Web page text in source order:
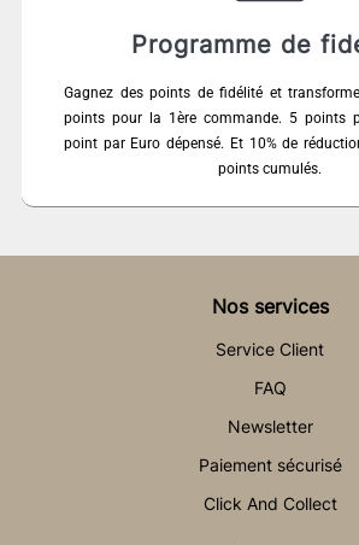
Programme de
Gagnez des points de fidélité et
points pour la 1ère commande. 5 points
point par Euro dépensé. Et 10% de
points cumulés.
Nos services
Service Client
FAQ
Newsletter
Paiement sécurisé
Click And Collect